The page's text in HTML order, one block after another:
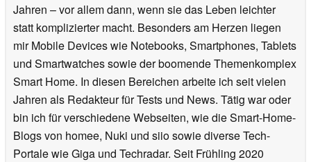
Jahren – vor allem dann, wenn sie das Leben leichter
statt komplizierter macht. Besonders am Herzen liegen
mir Mobile Devices wie Notebooks, Smartphones, Tablets
und Smartwatches sowie der boomende Themenkomplex
Smart Home. In diesen Bereichen arbeite ich seit vielen
Jahren als Redakteur für Tests und News. Tätig war oder
bin ich für verschiedene Webseiten, wie die Smart-Home-
Blogs von homee, Nuki und siio sowie diverse Tech-
Portale wie Giga und Techradar. Seit Frühling 2020